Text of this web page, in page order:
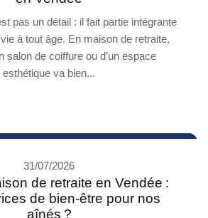
pas un détail : il fait partie intégrante
à tout âge. En maison de retraite,
salon de coiffure ou d’un espace
esthétique va bien...
31/07/2026
de retraite en Vendée :
de bien-être pour nos
aînés ?